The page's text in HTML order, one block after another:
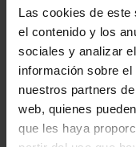
Las cookies de este
el contenido y los
sociales y analizar
información sobre
nuestros partners
web, quienes
que les haya
Pedir cita
Cajal
Oncología